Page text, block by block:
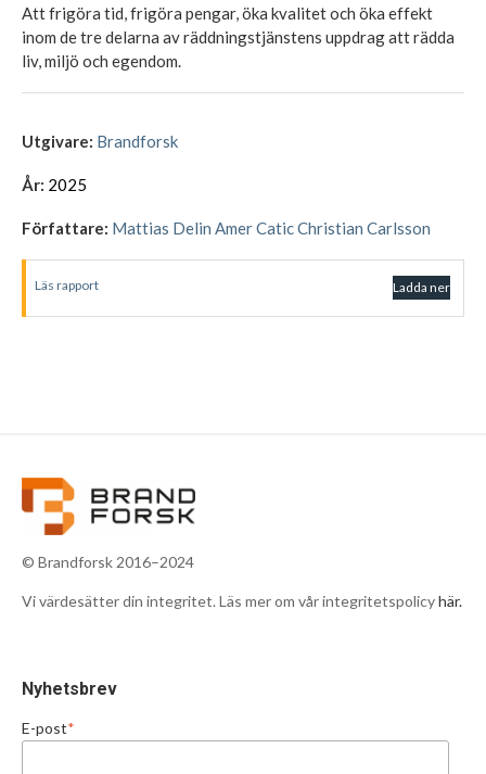
Att frigöra tid, frigöra pengar, öka kvalitet och öka effekt
inom de tre delarna av räddningstjänstens uppdrag att rädda
liv, miljö och egendom.
Utgivare: Brandforsk
År: 2025
Författare: Mattias Delin Amer Catic Christian Carlsson
Läs rapport Ladda ner
© Brandforsk 2016–2024
Vi värdesätter din integritet. Läs mer om vår integritetspolicyhär.
Nyhetsbrev
E-post*